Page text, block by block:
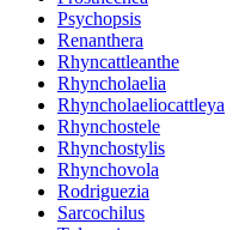
Psychopsis
Renanthera
Rhyncattleanthe
Rhyncholaelia
Rhyncholaeliocattleya
Rhynchostele
Rhynchostylis
Rhynchovola
Rodriguezia
Sarcochilus